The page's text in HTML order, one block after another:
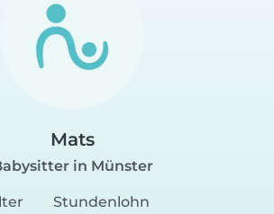
Mats
in Münster
Stundenlohn